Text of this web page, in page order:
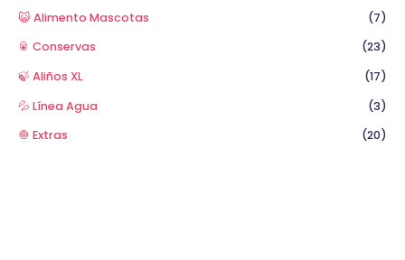
😺 Alimento Mascotas
(7)
🥫 Conservas
(23)
🍃 Aliños XL
(17)
💦 Línea Agua
(3)
🧅 Extras
(20)